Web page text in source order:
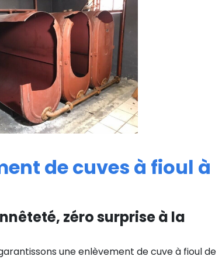
de cuves à fioul à
zéro surprise à la
une enlèvement de cuve à fioul de